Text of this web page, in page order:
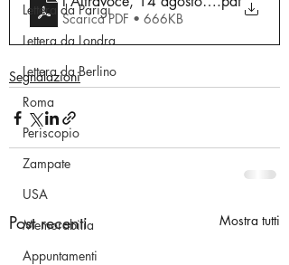
Lettera da Parigi
Lettera da Londra
Lettera da Berlino
Roma
Periscopio
Zampate
USA
Memorabilia
Appuntamenti
Scarica PDF • 666KB
Segnalazioni
Post recenti Mostra tutti